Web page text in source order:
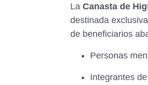
La Canasta de
destinada
de beneficiarios
Personas
Integrantes